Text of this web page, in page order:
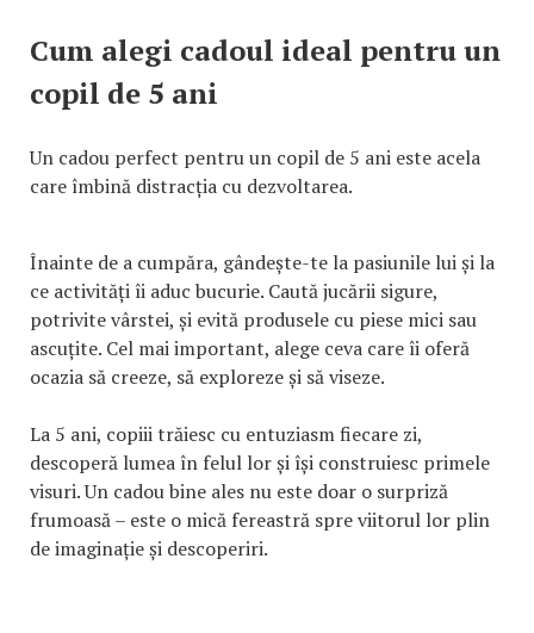
Cum alegi cadoul ideal pentru un
copil de 5 ani
Un cadou perfect pentru un copil de 5 ani este acela
care îmbină distracția cu dezvoltarea.
Înainte de a cumpăra, gândește-te la pasiunile lui și la
ce activități îi aduc bucurie. Caută jucării sigure,
potrivite vârstei, și evită produsele cu piese mici sau
ascuțite. Cel mai important, alege ceva care îi oferă
ocazia să creeze, să exploreze și să viseze.
La 5 ani, copiii trăiesc cu entuziasm fiecare zi,
descoperă lumea în felul lor și își construiesc primele
visuri. Un cadou bine ales nu este doar o surpriză
frumoasă – este o mică fereastră spre viitorul lor plin
de imaginație și descoperiri.